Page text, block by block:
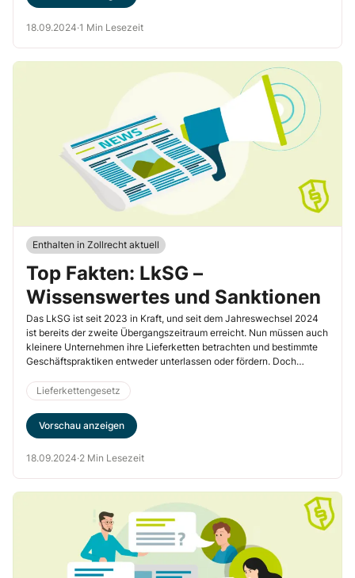
18.09.2024·1 Min Lesezeit
Enthalten in Zollrecht aktuell
Top Fakten: LkSG –
Wissenswertes und Sanktionen
Das LkSG ist seit 2023 in Kraft, und seit dem Jahreswechsel 2024
ist bereits der zweite Übergangszeitraum erreicht. Nun müssen auch
kleinere Unternehmen ihre Lieferketten betrachten und bestimmte
Geschäftspraktiken entweder unterlassen oder fördern. Doch
innerhalb der Lieferketten? Erfahren Sie mehr in unserem Artikel.
Lieferkettengesetz
Vorschau anzeigen
18.09.2024·2 Min Lesezeit